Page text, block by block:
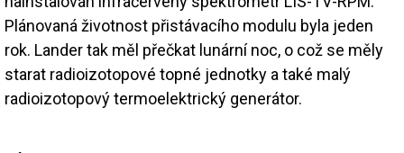
Plánovaná životnost přistávacího modulu byla jeden
rok. Lander tak měl přečkat lunární noc, o což se měly
starat radioizotopové topné jednotky a také malý
radioizotopový termoelektrický generátor.